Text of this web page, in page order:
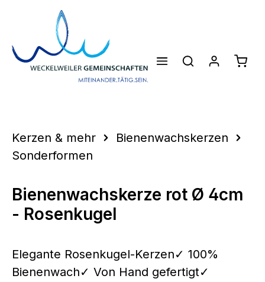
Zum Hauptinhalt springen
Kerzen & mehr
Bienenwachskerzen
Sonderformen
Bienenwachskerze rot Ø 4cm
- Rosenkugel
Elegante Rosenkugel-Kerzen✓ 100%
Bienenwach✓ Von Hand gefertigt✓